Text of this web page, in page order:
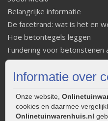
Informatie over
Onze website,
cookies en daarmee
Onlinetuinwarenhuis.nl
Belangrijke informatie
De facetrand: wat is het en
Hoe betontegels leggen
Fundering voor betonstenen
Welke tuinstijl past bij mij
Strakke tuin inrichten
Onderhoud van gebakken
Aanlegtips voor gebakken